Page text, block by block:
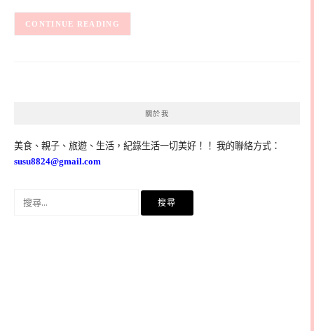
CONTINUE READING
關於我
美食、親子、旅遊、生活，紀錄生活一切美好！！ 我的聯絡方式：
susu8824@gmail.com